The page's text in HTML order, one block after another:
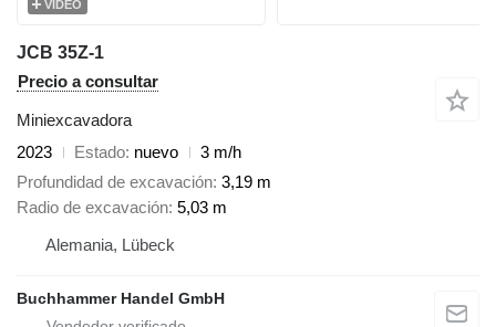
VÍDEO
JCB 35Z-1
Precio a consultar
Miniexcavadora
2023
Estado nuevo
3 m/h
Profundidad de excavación 3,19 m
Radio de excavación 5,03 m
Alemania, Lübeck
Buchhammer Handel GmbH